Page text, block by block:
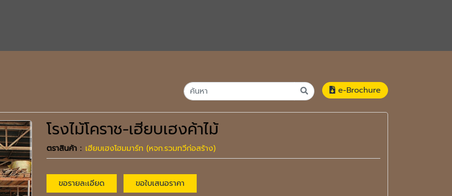
e-Brochure
โรงไม้โคราช-เฮียบเฮงค้าไม้
ตราสินค้า : เฮียบเฮงโฮมมาร์ท (หจก.รวมทวีก่อสร้าง)
ขอรายละเอียด ขอใบเสนอราคา